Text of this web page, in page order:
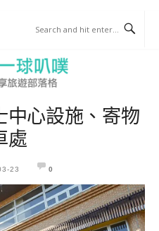
中心設施、寄物
處
23 0